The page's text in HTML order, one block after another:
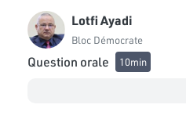
Lotfi Ayadi
Bloc Démocrate
Question orale 10min